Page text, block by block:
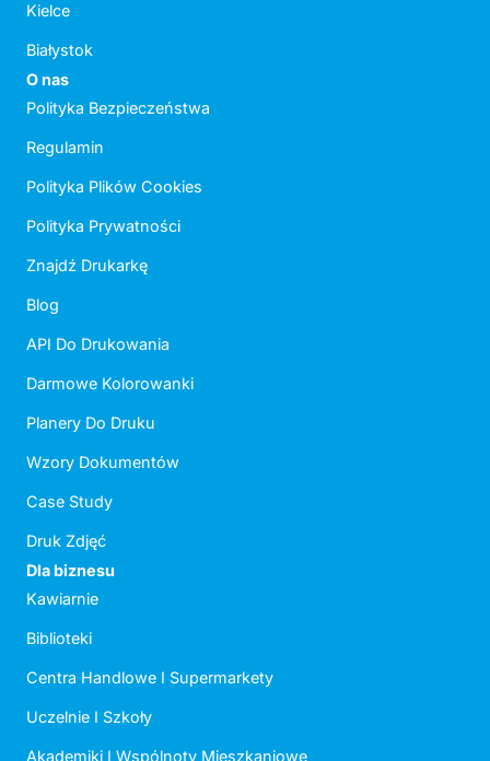
Kielce
Białystok
O nas
Polityka Bezpieczeństwa
Regulamin
Polityka Plików Cookies
Polityka Prywatności
Znajdź Drukarkę
Blog
API Do Drukowania
Darmowe Kolorowanki
Planery Do Druku
Wzory Dokumentów
Case Study
Druk Zdjęć
Dla biznesu
Kawiarnie
Biblioteki
Centra Handlowe I Supermarkety
Uczelnie I Szkoły
Akademiki I Wspólnoty Mieszkaniowe